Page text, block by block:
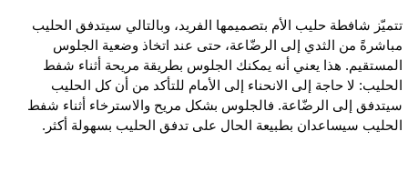
تتميّز شافطة حليب الأم بتصميمها الفريد، وبالتالي سيتدفق الحليب
مباشرةً من الثدي إلى الرضّاعة، حتى عند اتخاذ وضعية الجلوس
المستقيم. هذا يعني أنه يمكنك الجلوس بطريقة مريحة أثناء شفط
الحليب: لا حاجة إلى الانحناء إلى الأمام للتأكد من أن كل الحليب
سيتدفق إلى الرضّاعة. فالجلوس بشكل مريح والاسترخاء أثناء شفط
الحليب سيساعدان بطبيعة الحال على تدفق الحليب بسهولة أكثر.